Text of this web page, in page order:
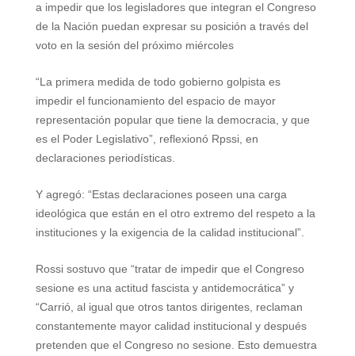
p
p
a
m
r
e
s
o
k
a impedir que los legisladores que integran el Congreso
de la Nación puedan expresar su posición a través del
voto en la sesión del próximo miércoles
“La primera medida de todo gobierno golpista es
impedir el funcionamiento del espacio de mayor
representación popular que tiene la democracia, y que
es el Poder Legislativo”, reflexionó Rpssi, en
declaraciones periodísticas.
Y agregó: “Estas declaraciones poseen una carga
ideológica que están en el otro extremo del respeto a la
instituciones y la exigencia de la calidad institucional”.
Rossi sostuvo que “tratar de impedir que el Congreso
sesione es una actitud fascista y antidemocrática” y
“Carrió, al igual que otros tantos dirigentes, reclaman
constantemente mayor calidad institucional y después
pretenden que el Congreso no sesione. Esto demuestra